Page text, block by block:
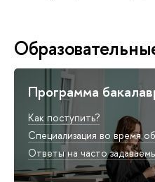
Программа
Как поступить?
Специализация во время
Ответы на часто